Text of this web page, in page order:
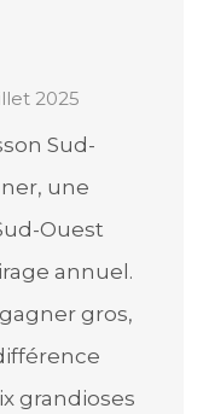
2025
Sud-
une
Ouest
annuel.
gros,
grandioses